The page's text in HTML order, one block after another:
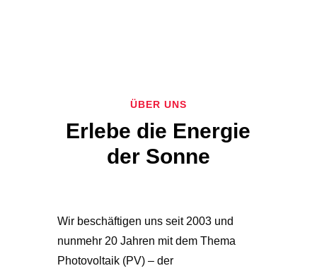
ÜBER UNS
Erlebe die Energie
der Sonne
Wir beschäftigen uns seit 2003 und
nunmehr 20 Jahren mit dem Thema
Photovoltaik (PV) – der